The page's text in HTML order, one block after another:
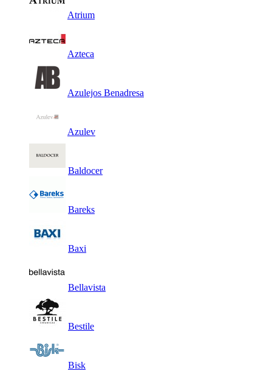
Atrium
Azteca
Azulejos Benadresa
Azulev
Baldocer
Bareks
Baxi
Bellavista
Bestile
Bisk